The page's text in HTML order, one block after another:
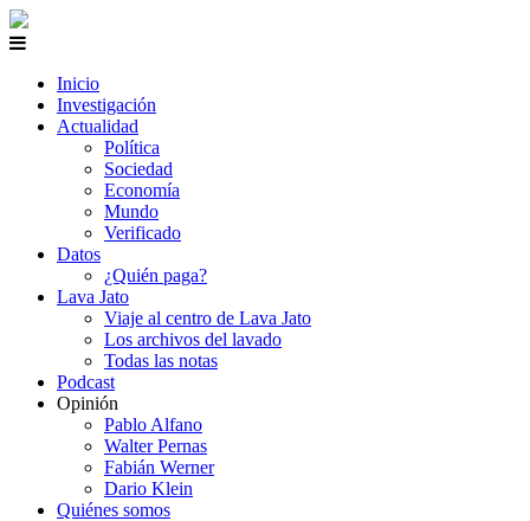
Inicio
Investigación
Actualidad
Política
Sociedad
Economía
Mundo
Verificado
Datos
¿Quién paga?
Lava Jato
Viaje al centro de Lava Jato
Los archivos del lavado
Todas las notas
Podcast
Opinión
Pablo Alfano
Walter Pernas
Fabián Werner
Dario Klein
Quiénes somos